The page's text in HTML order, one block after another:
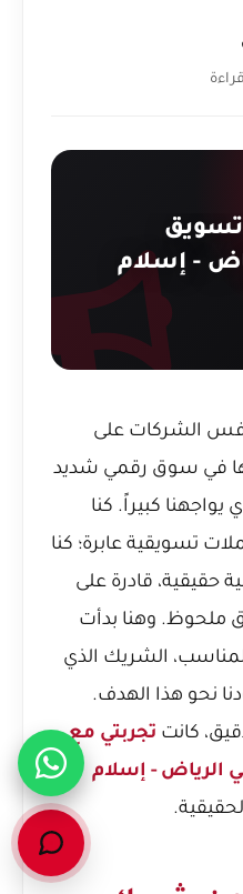
تسويق
- إسلام
الشركات على
في سوق رقمي شديد
يواجهنا كبيراً. كنا
تسويقية عابرة؛ كنا
حقيقية، قادرة على
ملحوظ. وهنا بدأت
الشريك الذي
نحو هذا الهدف.
كانت تجربتي مع
الرياض - إسلام